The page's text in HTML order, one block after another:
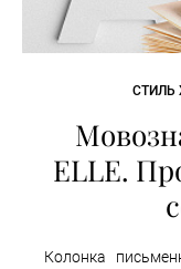
СТИЛЬ
ELLE.
Колонка